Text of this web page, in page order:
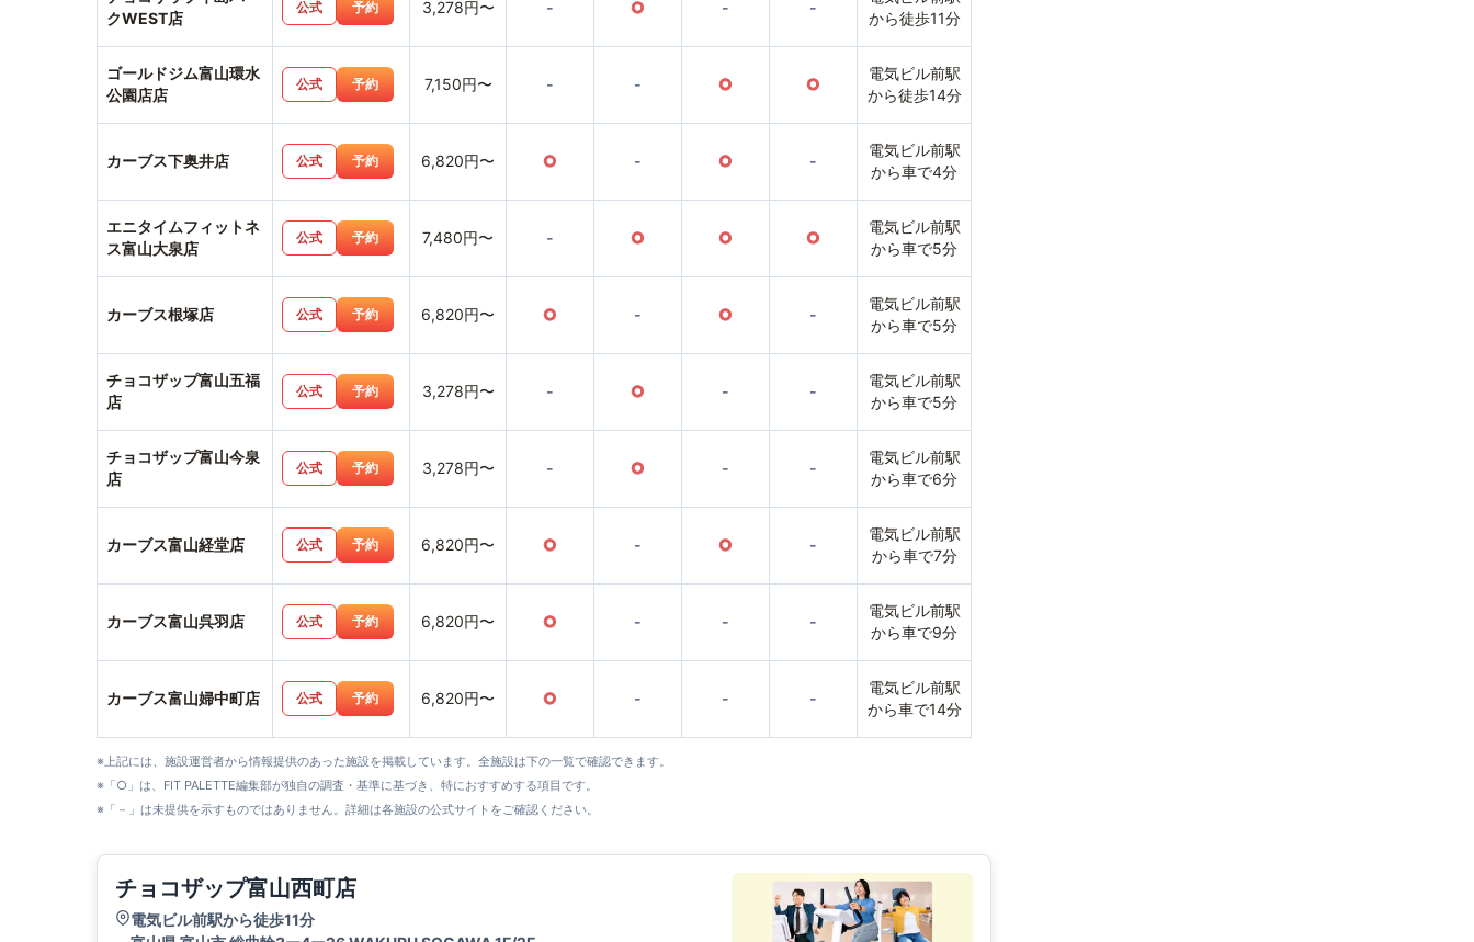
クWEST店
公式 予約 3,278円〜 - ○ - -
から徒歩11分
ゴールドジム富山環水
公園店店
公式 予約 7,150円〜 - - ○ ○
電気ビル前駅
から徒歩14分
カーブス下奥井店 公式 予約 6,820円〜 ○ - ○ -
電気ビル前駅
から車で4分
エニタイムフィットネ
ス富山大泉店
公式 予約 7,480円〜 - ○ ○ ○
電気ビル前駅
から車で5分
カーブス根塚店 公式 予約 6,820円〜 ○ - ○ -
電気ビル前駅
から車で5分
チョコザップ富山五福
店
公式 予約 3,278円〜 - ○ - -
電気ビル前駅
から車で5分
チョコザップ富山今泉
店
公式 予約 3,278円〜 - ○ - -
電気ビル前駅
から車で6分
カーブス富山経堂店 公式 予約 6,820円〜 ○ - ○ -
電気ビル前駅
から車で7分
カーブス富山呉羽店 公式 予約 6,820円〜 ○ - - -
電気ビル前駅
から車で9分
カーブス富山婦中町店 公式 予約 6,820円〜 ○ - - -
電気ビル前駅
から車で14分
※上記には、施設運営者から情報提供のあった施設を掲載しています。全施設は下の一覧で確認できます。
※「○」は、FIT PALETTE編集部が独自の調査・基準に基づき、特におすすめする項目です。
※「－」は未提供を示すものではありません。詳細は各施設の公式サイトをご確認ください。
チョコザップ富山西町店
電気ビル前駅から徒歩11分